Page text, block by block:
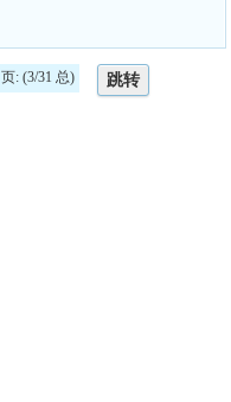
页: (3/31 总) 跳转